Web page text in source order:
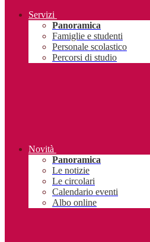
Servizi
Panoramica
Famiglie e studenti
Personale scolastico
Percorsi di studio
Novità
Panoramica
Le notizie
Le circolari
Calendario eventi
Albo online